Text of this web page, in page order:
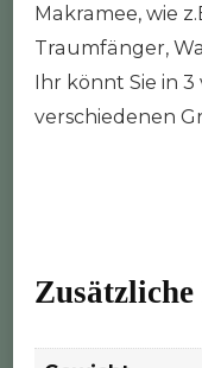
Makramee, wie
Traumfänger,
Ihr könnt Sie in
verschiedenen